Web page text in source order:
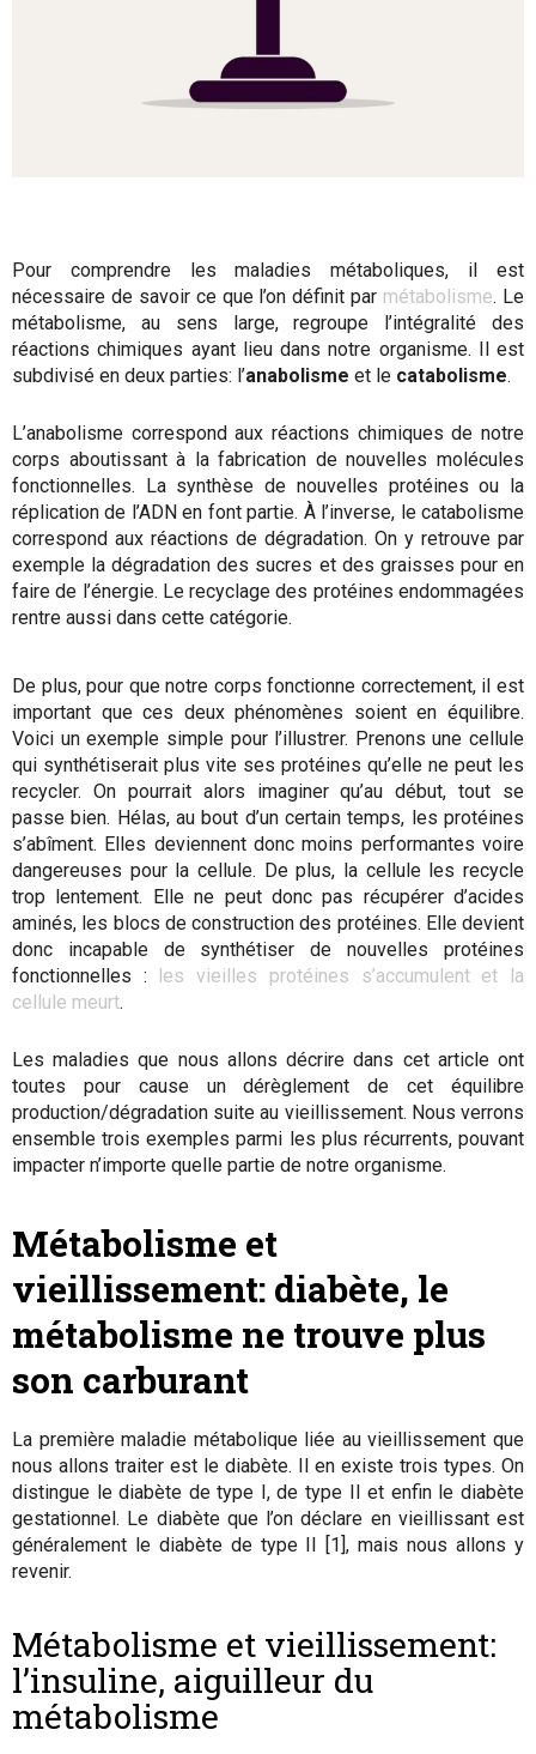
Pour comprendre les maladies métaboliques, il est
nécessaire de savoir ce que l’on définit par métabolisme. Le
métabolisme, au sens large, regroupe l’intégralité des
réactions chimiques ayant lieu dans notre organisme. Il est
subdivisé en deux parties: l’anabolisme et le catabolisme.
L’anabolisme correspond aux réactions chimiques de notre
corps aboutissant à la fabrication de nouvelles molécules
fonctionnelles. La synthèse de nouvelles protéines ou la
réplication de l’ADN en font partie. À l’inverse, le catabolisme
correspond aux réactions de dégradation. On y retrouve par
exemple la dégradation des sucres et des graisses pour en
faire de l’énergie. Le recyclage des protéines endommagées
rentre aussi dans cette catégorie.
De plus, pour que notre corps fonctionne correctement, il est
important que ces deux phénomènes soient en équilibre.
Voici un exemple simple pour l’illustrer. Prenons une cellule
qui synthétiserait plus vite ses protéines qu’elle ne peut les
recycler. On pourrait alors imaginer qu’au début, tout se
passe bien. Hélas, au bout d’un certain temps, les protéines
s’abîment. Elles deviennent donc moins performantes voire
dangereuses pour la cellule. De plus, la cellule les recycle
trop lentement. Elle ne peut donc pas récupérer d’acides
aminés, les blocs de construction des protéines. Elle devient
donc incapable de synthétiser de nouvelles protéines
fonctionnelles : les vieilles protéines s’accumulent et la
cellule meurt.
Les maladies que nous allons décrire dans cet article ont
toutes pour cause un dérèglement de cet équilibre
production/dégradation suite au vieillissement. Nous verrons
ensemble trois exemples parmi les plus récurrents, pouvant
impacter n’importe quelle partie de notre organisme.
Métabolisme et
vieillissement: diabète, le
métabolisme ne trouve plus
son carburant
La première maladie métabolique liée au vieillissement que
nous allons traiter est le diabète. Il en existe trois types. On
distingue le diabète de type I, de type II et enfin le diabète
gestationnel. Le diabète que l’on déclare en vieillissant est
généralement le diabète de type II [1], mais nous allons y
revenir.
Métabolisme et vieillissement:
l’insuline, aiguilleur du
métabolisme